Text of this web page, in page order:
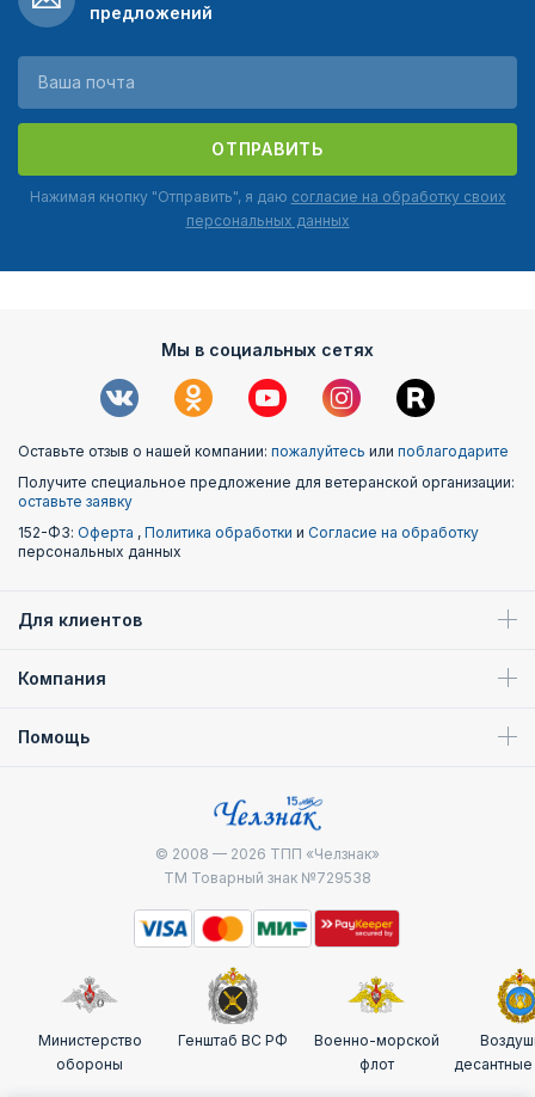
предложений
ОТПРАВИТЬ
Нажимая кнопку "Отправить", я даю согласие на обработку своих
персональных данных
Мы в социальных сетях
Оставьте отзыв о нашей компании: пожалуйтесь или поблагодарите
Получите специальное предложение для ветеранской организации:
оставьте заявку
152-ФЗ: Оферта , Политика обработки и Согласие на обработку
персональных данных
Для клиентов
Компания
Помощь
© 2008 — 2026 ТПП «Челзнак»
ТМ Товарный знак №729538
Министерство
обороны
Генштаб ВС РФ
Военно-морской
флот
десантные